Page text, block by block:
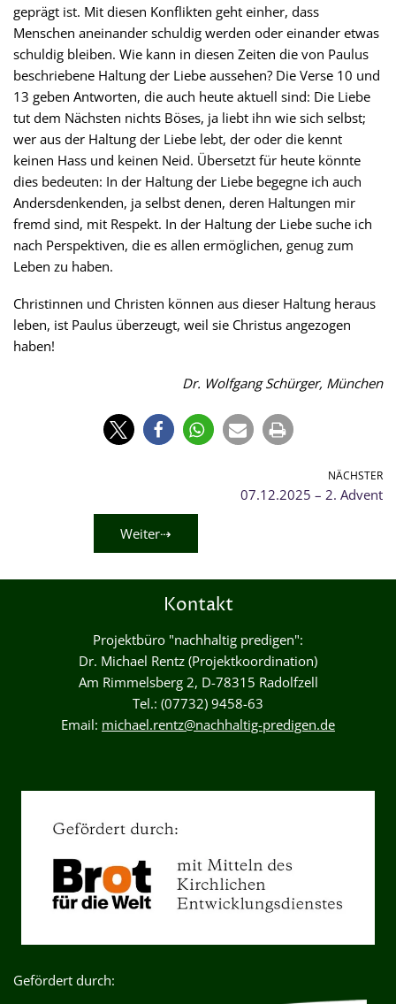
geprägt ist. Mit diesen Konflikten geht einher, dass
Menschen aneinander schuldig werden oder einander etwas
schuldig bleiben. Wie kann in diesen Zeiten die von Paulus
beschriebene Haltung der Liebe aussehen? Die Verse 10 und
13 geben Antworten, die auch heute aktuell sind: Die Liebe
tut dem Nächsten nichts Böses, ja liebt ihn wie sich selbst;
wer aus der Haltung der Liebe lebt, der oder die kennt
keinen Hass und keinen Neid. Übersetzt für heute könnte
dies bedeuten: In der Haltung der Liebe begegne ich auch
Andersdenkenden, ja selbst denen, deren Haltungen mir
fremd sind, mit Respekt. In der Haltung der Liebe suche ich
nach Perspektiven, die es allen ermöglichen, genug zum
Leben zu haben.
Christinnen und Christen können aus dieser Haltung heraus
leben, ist Paulus überzeugt, weil sie Christus angezogen
haben!
Dr. Wolfgang Schürger, München
NÄCHSTER
07.12.2025 – 2. Advent
Weiter⇢
Kontakt
Projektbüro "nachhaltig predigen":
Dr. Michael Rentz (Projektkoordination)
Am Rimmelsberg 2, D-78315 Radolfzell
Tel.: (07732) 9458-63
Email: michael.rentz@nachhaltig-predigen.de
Gefördert durch: